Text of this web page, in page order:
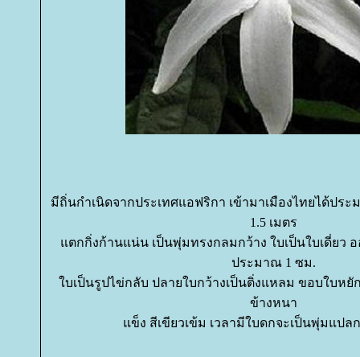
มีถิ่นกำเนิดจากประเทศแอฟริกา เข้ามาเมืองไทยได้ประ
1.5 เมตร
ตกกิ่งก้านแน่น เป็นพุ่มทรงกลมกว้าง ใบเป็นใบเดี่ยว อ
ประมาณ 1 ซม.
บเป็นรูปไข่กลับ ปลายใบกว้างเป็นติ่งแหลม ขอบใบหยั
ข้างหนา
ข็ง สีเขียวเข้ม เวลามีใบดกจะเป็นพุ่มแปล